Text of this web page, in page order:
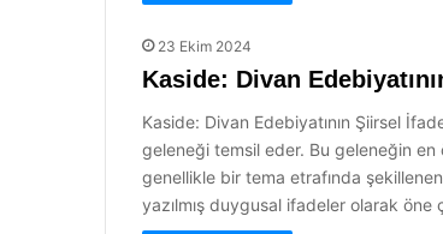
23 Ekim 2024
Kaside: Divan
Kaside: Divan Edebiyatının Şiirsel
geleneği temsil eder. Bu geleneğin
genellikle bir tema etrafında
yazılmış duygusal ifadeler olarak